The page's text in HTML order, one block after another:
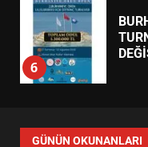
6
GÜNÜN OKUNANLARI